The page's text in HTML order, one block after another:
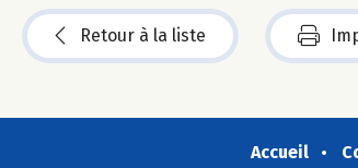
Retour à la liste
Accueil